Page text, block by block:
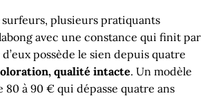
plusieurs pratiquants
avec une constance qui finit par
possède le sien depuis quatre
qualité intacte. Un modèle
80 à 90 € qui dépasse quatre ans